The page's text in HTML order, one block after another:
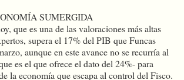
SUMERGIDA
que es una de las valoraciones más altas
supera el 17% del PIB que Funcas
aunque en este avance no se recurría al
es el que ofrece el dato del 24%- para
la economía que escapa al control del Fisco.